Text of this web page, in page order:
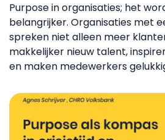
Purpose in organisaties; het
belangrijker. Organisaties met
spreken niet alleen meer
makkelijker nieuw talent,
en maken medewerkers